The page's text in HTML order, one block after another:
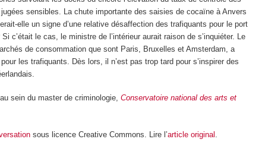
sensibles. La chute importante des saisies de cocaïne à Anvers
elle un signe d’une relative désaffection des trafiquants pour le port
c’était le cas, le ministre de l’intérieur aurait raison de s’inquiéter. Le
de consommation que sont Paris, Bruxelles et Amsterdam, a
les trafiquants. Dès lors, il n’est pas trop tard pour s’inspirer des
sein du master de criminologie,Conservatoire national des arts et
sous licence Creative Commons. Lire l’article original